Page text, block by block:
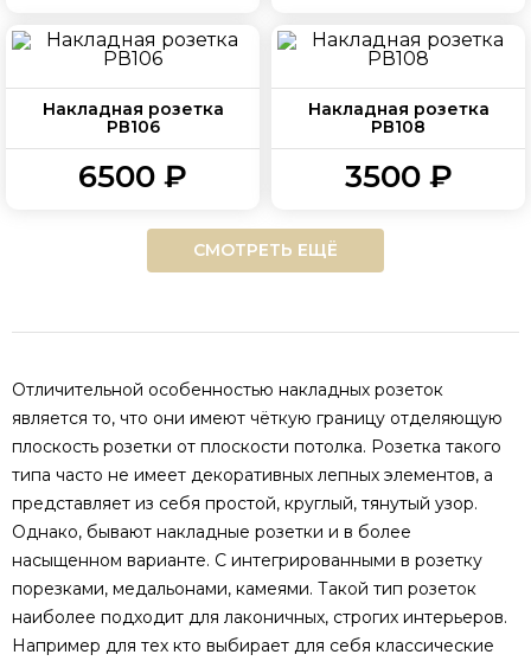
Накладная розетка
РВ106
6500 ₽
Накладная розетка
РВ108
3500 ₽
СМОТРЕТЬ ЕЩЁ
Отличительной особенностью накладных розеток
является то, что они имеют чёткую границу отделяющую
плоскость розетки от плоскости потолка. Розетка такого
типа часто не имеет декоративных лепных элементов, а
представляет из себя простой, круглый, тянутый узор.
Однако, бывают накладные розетки и в более
насыщенном варианте. С интегрированными в розетку
порезками, медальонами, камеями. Такой тип розеток
наиболее подходит для лаконичных, строгих интерьеров.
Например для тех кто выбирает для себя классические